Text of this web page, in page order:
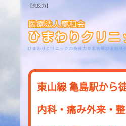
【免疫力】
ひまわりクリニックの免疫力＠名古屋ひまわり